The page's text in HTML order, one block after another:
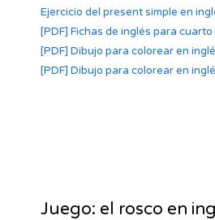
Ejercicio del present simple en
[PDF] Fichas de inglés para
[PDF] Dibujo para colorear en
[PDF] Dibujo para colorear en
Juego: el rosco en